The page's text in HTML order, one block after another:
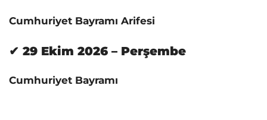
Cumhuriyet Bayramı Arifesi
✔ 29 Ekim 2026 – Perşembe
Cumhuriyet Bayramı